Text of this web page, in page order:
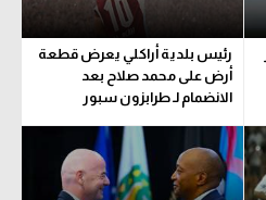
رئيس بلدية أراكلي يعرض قطعة
أرض على محمد صلاح بعد
الانضمام لـ طرابزون سبور